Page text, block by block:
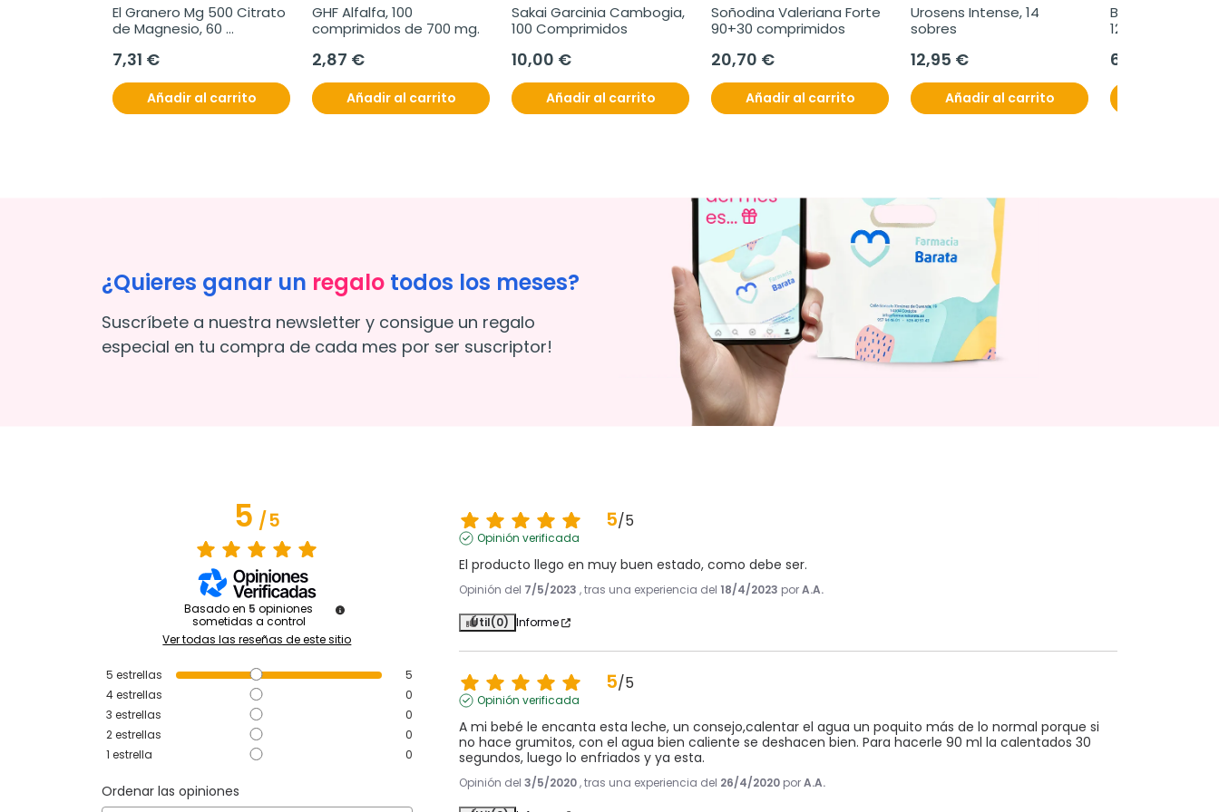
El Granero Mg 500 Citrato
de Magnesio, 60
7,31 €
Añadir al carrito
GHF Alfalfa, 100
comprimidos de 700 mg.
2,87 €
Añadir al carrito
Sakai Garcinia Cambogia,
100 Comprimidos
10,00 €
Añadir al carrito
Soñodina Valeriana Forte
90+30 comprimidos
20,70 €
Añadir al carrito
Urosens Intense, 14
sobres
12,95 €
Añadir al carrito
Bronchotos Max
120 ml
6,99 €
¿Quieres ganar un regalo todos los meses?
Suscríbete a nuestra newsletter y consigue un regalo
especial en tu compra de cada mes por ser suscriptor!
5/5
Basado en 5 opiniones
sometidas a control
Ver todas las reseñas de este sitio
5 estrellas
5
4estrellas
0
3 estrellas
0
2estrellas
0
1 estrella 0
Ordenar las opiniones
5/5
Opinión verificada
El producto llego en muy buen estado, como debe ser.
Opinión del 7/5/2023 , tras una experiencia del 18/4/2023 porA.A.
Útil(0) Informe
5/5
Opinión verificada
A mi bebé le encanta esta leche, un consejo,calentar el agua un poquito más de lo normal porque si
no hace grumitos, con el agua bien caliente se deshacen bien. Para hacerle 90 ml la calentados 30
segundos, luego lo enfriados y ya esta.
Opinión del3/5/2020, tras una experiencia del 26/4/2020 porA.A.